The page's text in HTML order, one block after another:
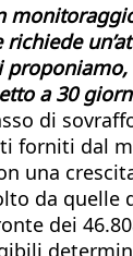
richiede
a 30
di
forniti dal
una
da quelle
dei